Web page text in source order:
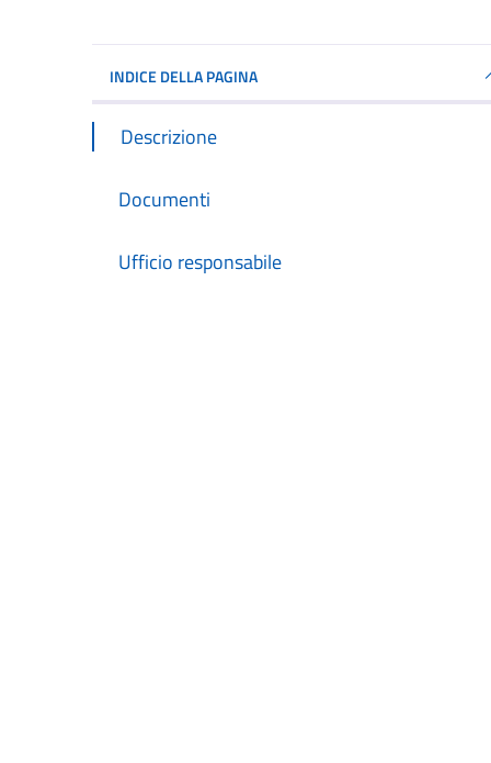
INDICE DELLA PAGINA
Descrizione
Documenti
Ufficio responsabile